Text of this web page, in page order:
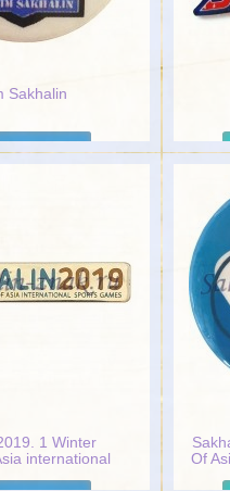
Sakhalin
1 Winter
international
Of